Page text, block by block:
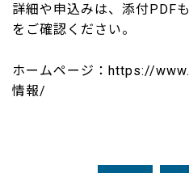
詳細や申込みは、添付PDF
をご確認ください。
ホームページ：https://
情報/